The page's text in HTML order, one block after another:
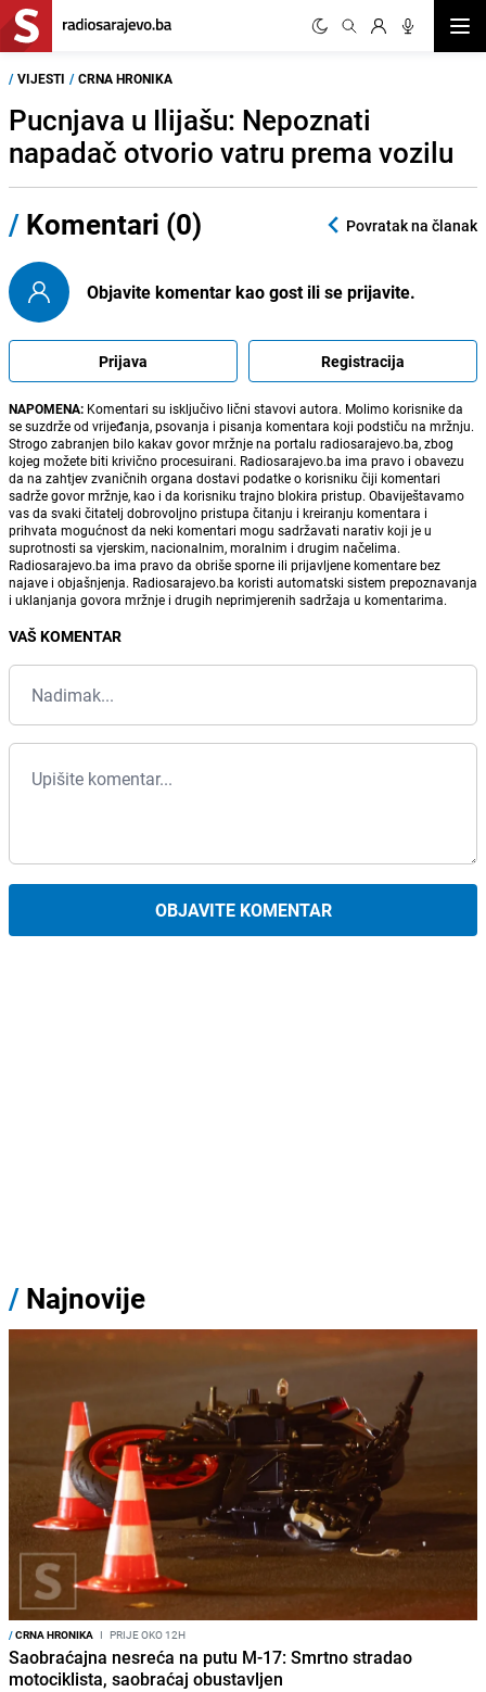
/ VIJESTI / CRNA HRONIKA
Pucnjava u Ilijašu: Nepoznati
napadač otvorio vatru prema vozilu
/ Komentari (0) Povratak na članak
Objavite komentar kao gost ili se prijavite.
Prijava Registracija
NAPOMENA: Komentari su isključivo lični stavovi autora. Molimo korisnike da
se suzdrže od vrijeđanja, psovanja i pisanja komentara koji podstiču na mržnju.
Strogo zabranjen bilo kakav govor mržnje na portalu radiosarajevo.ba, zbog
kojeg možete biti krivično procesuirani. Radiosarajevo.ba ima pravo i obavezu
da na zahtjev zvaničnih organa dostavi podatke o korisniku čiji komentari
sadrže govor mržnje, kao i da korisniku trajno blokira pristup. Obaviještavamo
vas da svaki čitatelj dobrovoljno pristupa čitanju i kreiranju komentara i
prihvata mogućnost da neki komentari mogu sadržavati narativ koji je u
suprotnosti sa vjerskim, nacionalnim, moralnim i drugim načelima.
Radiosarajevo.ba ima pravo da obriše sporne ili prijavljene komentare bez
najave i objašnjenja. Radiosarajevo.ba koristi automatski sistem prepoznavanja
i uklanjanja govora mržnje i drugih neprimjerenih sadržaja u komentarima.
VAŠ KOMENTAR
OBJAVITE KOMENTAR
/ Najnovije
/CRNA HRONIKA I PRIJE OKO 12H
Saobraćajna nesreća na putu M-17: Smrtno stradao
motociklista, saobraćaj obustavljen